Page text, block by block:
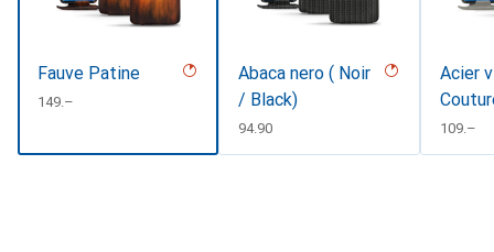
Fauve Patine
CHF
149.–
Abaca nero ( Noir
/ Black)
CHF
94.90
Acier
CHF
109.–